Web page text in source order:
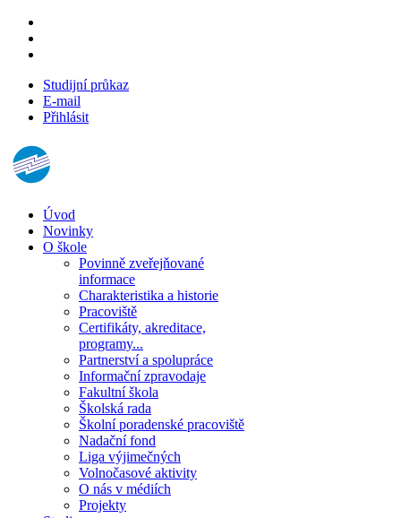
Studijní průkaz
E-mail
Přihlásit
Úvod
Novinky
O škole
Povinně zveřejňované
informace
Charakteristika a historie
Pracoviště
Certifikáty, akreditace,
programy...
Partnerství a spolupráce
Informační zpravodaje
Fakultní škola
Školská rada
Školní poradenské pracoviště
Nadační fond
Liga výjimečných
Volnočasové aktivity
O nás v médiích
Projekty